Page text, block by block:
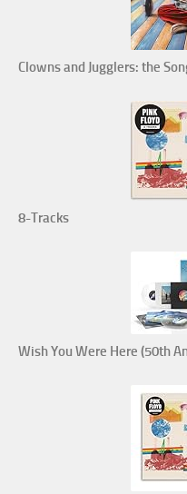
Clowns and Jugglers: the
8-Tracks
Wish You Were Here (50th